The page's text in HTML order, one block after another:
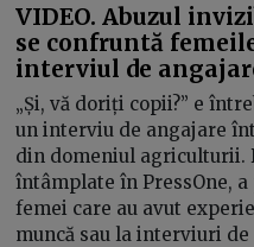
VIDEO. Abuzul
se confruntă
interviul de
„Și, vă doriți copii?” e
un interviu de angajare
din domeniul agriculturii.
întâmplate în PressOne,
femei care au avut
muncă sau la interviuri